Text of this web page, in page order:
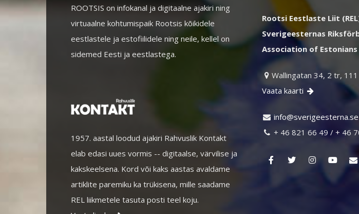
ROOTSIS on infokanal ja digitaalne ajakiri ning
virtuaalne kohtumispaik Rootsis kõikidele
eestlastele ja estofiilidele ning neile, kellel on
sidemed Eesti ja eestlastega.
1957. aastal loodud ajakiri Rahvuslik Kontakt
elab edasi uues vormis -- digitaalse, värvilise ja
kakskeelsena. Kord või kaks aastas avaldame
artiklite paremiku ka trükisena, mille saadame
REL liikmetele tasuta posti teel koju.
Rootsi Eestlaste Liit
Sverigeesternas
Association of Estonians
 Wallingatan 34, 2 tr,
Vaata kaarti 
 es.an
retse
egire
vs@of
ni
 + 46 821 66 49 / + 46